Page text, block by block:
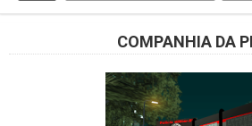
COMPANHIA DA